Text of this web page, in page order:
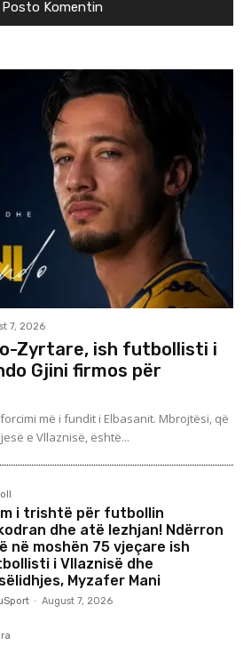
7, 2026
Zyrtare, ish futbollisti i
Gjini firmos për
më i fundit i Elbasanit. Mbrojtësi, që
e Vllaznisë, është...
i trishtë për futbollin
dhe atë lezhjan! Ndërron
në moshën 75 vjeçare ish
i Vllaznisë dhe
Myzafer Mani
- August 7, 2026